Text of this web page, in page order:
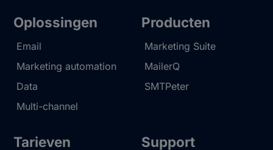
Oplossingen
Email
Marketing automation
Data
Multi-channel
Producten
Marketing Suite
MailerQ
SMTPeter
Tarieven Support